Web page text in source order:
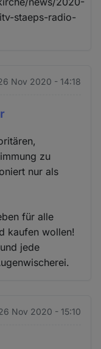
staeps-radio-
Nov 2020 - 14:18
zu
nur als
für alle
kaufen wollen!
jede
Nov 2020 - 15:10